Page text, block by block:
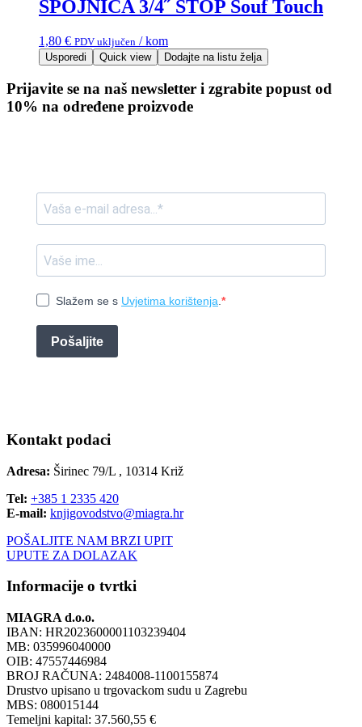
SPOJNICA 3/4˝ STOP Souf Touch
1,80 € PDV uključen / kom
Usporedi Quick view Dodajte na listu želja
Prijavite se na naš newsletter i zgrabite popust od
10% na određene proizvode
Slažem se s Uvjetima korištenja
Pošaljite
Kontakt podaci
Adresa: Širinec 79/L , 10314 Križ
Tel: +385 1 2335 420
E-mail: knjigovodstvo@miagra.hr
POŠALJITE NAM BRZI UPIT
UPUTE ZA DOLAZAK
Informacije o tvrtki
MIAGRA d.o.o.
IBAN: HR2023600001103239404
MB: 035996040000
OIB: 47557446984
BROJ RAČUNA: 2484008-1100155874
Drustvo upisano u trgovackom sudu u Zagrebu
MBS: 080015144
Temeljni kapital: 37.560,55 €